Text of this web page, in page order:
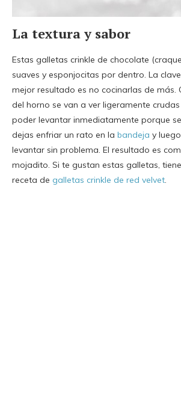
La textura y sabor
Estas galletas crinkle de chocolate
suaves y esponjocitas por dentro. La
mejor resultado es no cocinarlas de más.
del horno se van a ver ligeramente
poder levantar inmediatamente porque
dejas enfriar un rato en la bandeja y
levantar sin problema. El resultado es
mojadito. Si te gustan estas galletas,
receta de galletas crinkle de red velvet.